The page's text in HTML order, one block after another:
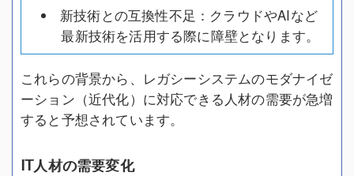
新技術との互換性不足：クラウドやAIなど
最新技術を活用する際に障壁となります。
これらの背景から、レガシーシステムのモダナイゼ
ーション（近代化）に対応できる人材の需要が急増
すると予想されています。
IT人材の需要変化